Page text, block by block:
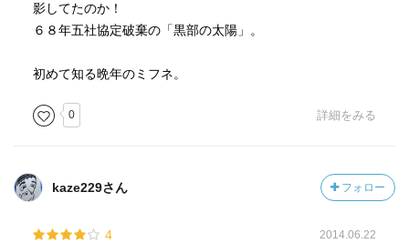
影してたのか！
６８年五社協定破棄の「黒部の太陽」。
初めて知る晩年のミフネ。
0 詳細をみる
kaze229さん フォロー
4 2014.06.22